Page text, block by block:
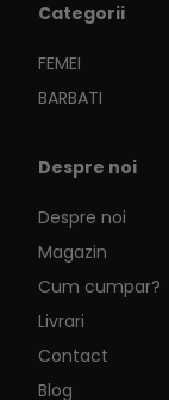
Categorii
FEMEI
BARBATI
Despre noi
Despre noi
Magazin
Cum cumpar?
Livrari
Contact
Blog